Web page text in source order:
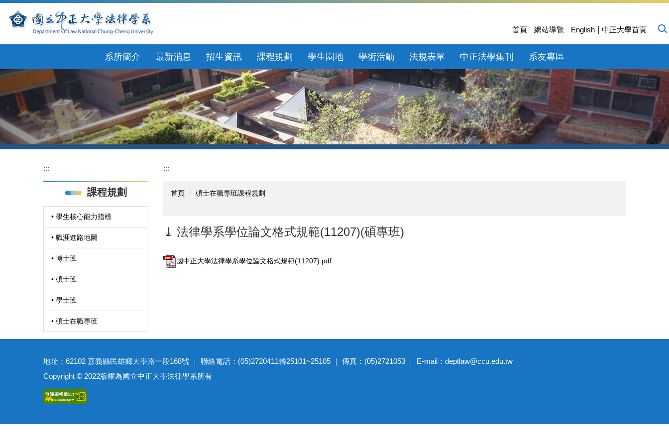
到
區
首頁 網站導覽 English 中正大學首頁
系所簡介 最新消息 招生資訊 課程規劃 學生園地 學術活動 法規表單 中正法學集刊 系友專區
:::
課程規劃
• 學生核心能力指標
• 職涯進路地圖
• 博士班
• 碩士班
• 學士班
• 碩士在職專班
:::
首頁 碩士在職專班課程規劃
⤓ 法律學系學位論文格式規範(11207)(碩專班)
國中正大學法律學系學位論文格式規範(11207).pdf
地址：62102 嘉義縣民雄鄉大學路一段168號 ｜ 聯絡電話：(05)2720411轉25101~25105 ｜ 傳真：(05)2721053 ｜ E-mail：deptlaw@ccu.edu.tw
Copyright © 2022版權為國立中正大學法律學系所有